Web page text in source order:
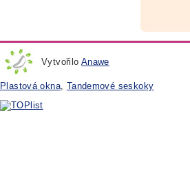
Vytvořilo Anawe
Plastová okna, Tandemové seskoky